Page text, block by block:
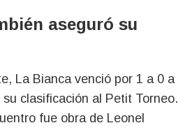
aseguró su
La Bianca venció por 1 a 0 a
clasificación al Petit Torneo.
fue obra de Leonel